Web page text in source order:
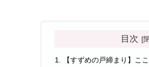
目次
【すずめの戸締まり】こ